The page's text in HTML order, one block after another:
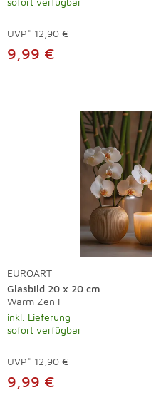
UVP* 12,90 €
9,99 €
EUROART
Glasbild 20 x 20 cm
Warm Zen I
inkl. Lieferung
sofort verfügbar
UVP* 12,90 €
9,99 €